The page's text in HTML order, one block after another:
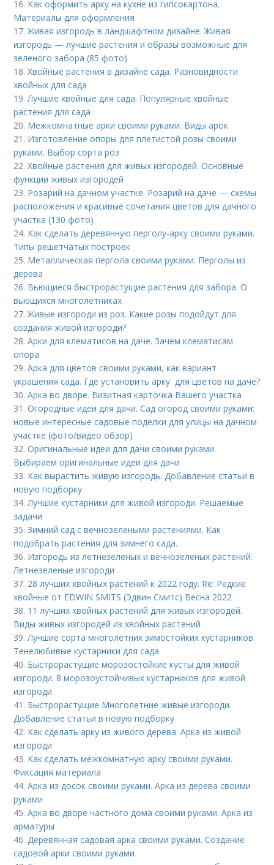
16. Как оформить арку на кухне из гипсокартона.
Материалы для оформления
17.Живая изгородь в ландшафтном дизайне. Живая
изгородь — лучшие растения и образы возможные для
зеленого забора (85 фото)
18.Хвойные растения в дизайне сада. Разновидности
хвойных для сада
19.Лучшие хвойные для сада. Популярные хвойные
растения для сада
20. Межкомнатные арки своими руками. Виды арок
21. Изготовление опоры для плетистой розы своими
руками. Выбор сорта роз
22.Хвойные растения для живых изгородей. Основные
функции живых изгородей
23. Розарий на дачном участке. Розарий на даче — схемы
расположения и красивые сочетания цветов для дачного
участка (130 фото)
24. Как сделать деревянную перголу-арку своими руками.
Типы решетчатых построек
25. Металлическая пергола своими руками. Перголы из
дерева
26. Вьющиеся быстрорастущие растения для забора. О
вьющихся многолетниках
27.Живые изгороди из роз. Какие розы подойдут для
создания живой изгороди?
28.Арки для клематисов на даче. Зачем клематисам
опора
29.Арка для цветов своими руками, как вариант
украшения сада. Где установить арку для цветов на даче?
30.Арка во дворе. Визитная карточка Вашего участка
31.Огородные идеи для дачи. Сад огород своими руками:
новые интересные садовые поделки для улицы на дачном
участке (фото/видео обзор)
32.Оригинальные идеи для дачи своими руками.
Выбираем оригинальные идеи для дачи
33. Как вырастить живую изгородь. Добавление статьи в
новую подборку
34.Лучшие кустарники для живой изгороди. Решаемые
задачи
35.Зимний сад с вечнозелеными растениями. Как
подобрать растения для зимнего сада.
36. Изгородь из летнезеленых и вечнозеленых растений.
Летнезеленые изгороди
37. 28 лучших хвойных растений к 2022 году. Re: Редкие
хвойные от EDWIN SMITS (Эдвин Смитс) Весна 2022
38. 11 лучших хвойных растений для живых изгородей.
Виды живых изгородей из хвойных растений
39.Лучшие сорта многолетних зимостойких кустарников.
Тенелюбивые кустарники для сада
40. Быстрорастущие морозостойкие кусты для живой
изгороди. 8 морозоустойчивых кустарников для живой
изгороди
41. Быстрорастущие Многолетние живые изгороди.
Добавление статьи в новую подборку
42. Как сделать арку из живого дерева. Арка из живой
изгороди
43. Как сделать межкомнатную арку своими руками.
Фиксация материала
44.Арка из досок своими руками. Арка из дерева своими
руками
45.Арка во дворе частного дома своими руками. Арка из
арматуры
46.Деревянная садовая арка своими руками. Создание
садовой арки своими руками